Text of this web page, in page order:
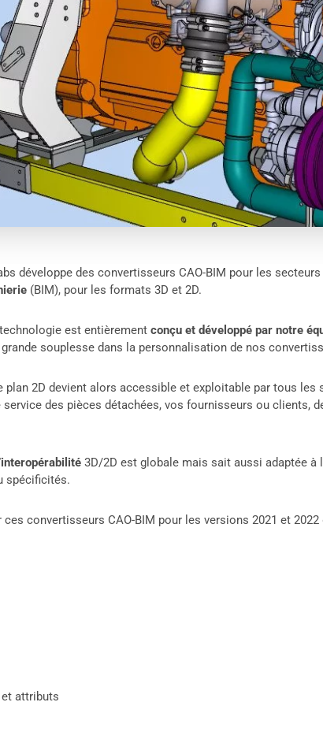
développe des convertisseurs CAO-BIM pour les
(BIM), pour les formats 3D et 2D.
technologie est entièrementconçu et développé par notre
souplesse dans la personnalisation de nos
plan 2D devient alors accessible et exploitable par tous les
service des pièces détachées, vos fournisseurs ou clients,
3D/2D est globale mais sait aussi adaptée à
spécificités.
convertisseurs CAO-BIM pour les versions 2021 et 2022
attributs